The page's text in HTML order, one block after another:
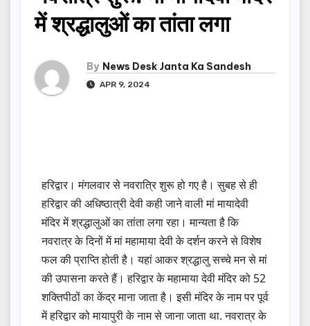
में श्रद्धालुओं का तांता लगा
By News Desk Janta Ka Sandesh
APR 9, 2024
हरिद्वार। मंगलवार से नवरात्रि शुरू हो गए है। सुबह से ही
हरिद्वार की अधिष्ठात्री देवी कही जाने वाली मां मायादेवी
मंदिर में श्रद्धालुओं का तांता लगा रहा। मान्यता है कि
नवरात्र के दिनों में मां महामाया देवी के दर्शन करने से विशेष
फल की प्राप्ति होती है। यहां आकर श्रद्धालु सच्चे मन से मां
की उपासना करते हैं। हरिद्वार के महामाया देवी मंदिर को 52
शक्तिपीठों का केंद्र माना जाता है। इसी मंदिर के नाम पर पूर्व
में हरिद्वार को मायापुरी के नाम से जाना जाता था. नवरात्र के